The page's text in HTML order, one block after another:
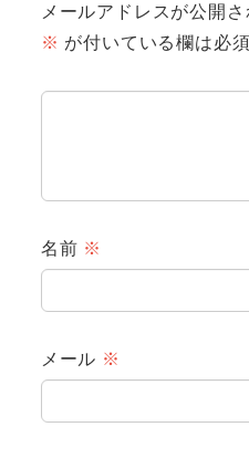
メールアドレスが公開
※ が付いている欄は必
名前 ※
メール ※